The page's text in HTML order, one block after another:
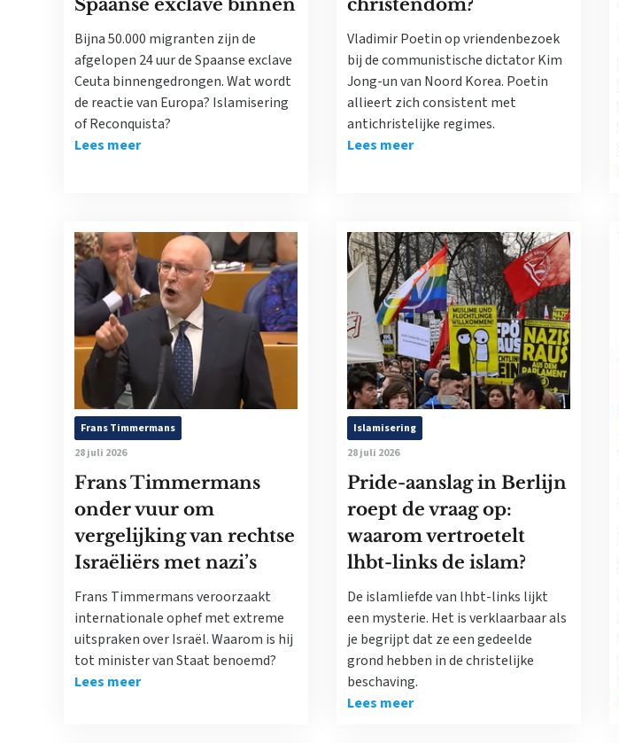
Spaanse exclave binnen
Bijna 50.000 migranten zijn de
afgelopen 24 uur de Spaanse exclave
Ceuta binnengedrongen. Wat wordt
de reactie van Europa? Islamisering
of Reconquista?
Lees meer
christendom?
Vladimir Poetin op vriendenbezoek
bij de communistische dictator Kim
Jong-un van Noord Korea. Poetin
allieert zich consistent met
antichristelijke regimes.
Lees meer
Frans Timmermans
28 juli 2026
Frans Timmermans
onder vuur om
vergelijking van rechtse
Israëliërs met nazi’s
Frans Timmermans veroorzaakt
internationale ophef met extreme
uitspraken over Israël. Waarom is hij
tot minister van Staat benoemd?
Lees meer
Islamisering
28 juli 2026
Pride-aanslag in Berlijn
roept de vraag op:
waarom vertroetelt
lhbt-links de islam?
De islamliefde van lhbt-links lijkt
een mysterie. Het is verklaarbaar als
je begrijpt dat ze een gedeelde
grond hebben in de christelijke
beschaving.
Lees meer